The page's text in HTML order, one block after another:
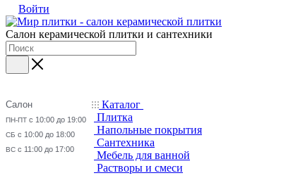
Войти
Салон керамической плитки и сантехники
Салон
ПН-ПТ с 10:00 до 19:00
СБ с 10:00 до 18:00
ВС с 11:00 до 17:00
Каталог
Плитка
Напольные покрытия
Сантехника
Мебель для ванной
Растворы и смеси